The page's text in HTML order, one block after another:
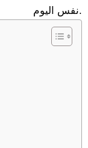
نفس اليوم.